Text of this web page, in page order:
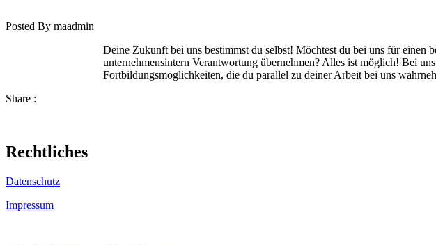
Posted By maadmin
Deine Zukunft bei uns bestimmst du selbst! Möchtest du bei uns für einen
unternehmensintern Verantwortung übernehmen? Alles ist möglich! Bei
Fortbildungsmöglichkeiten, die du parallel zu deiner Arbeit bei uns
Share :
Rechtliches
Datenschutz
Impressum